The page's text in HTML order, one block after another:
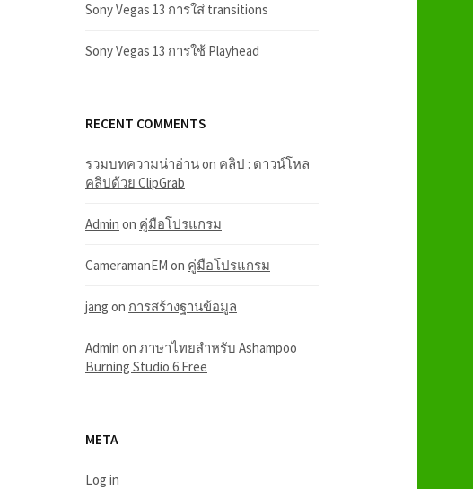
Sony Vegas 13 การใส่ transitions
Sony Vegas 13 การใช้ Playhead
RECENT COMMENTS
รวมบทความน่าอ่านon คลิป : ดาวน์โหล
คลิปด้วย ClipGrab
Admin on คู่มือโปรแกรม
CameramanEM on คู่มือโปรแกรม
jang on การสร้างฐานข้อมูล
Admin on ภาษาไทยสำหรับ Ashampoo
Burning Studio 6 Free
META
Log in